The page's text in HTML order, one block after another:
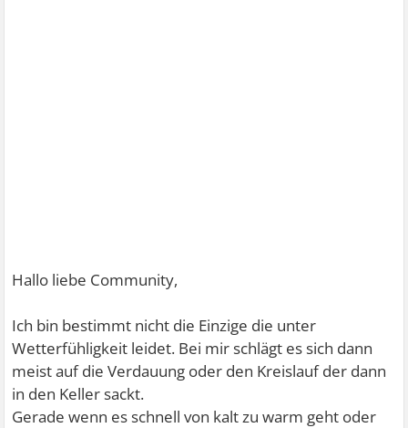
Hallo liebe Community,
Ich bin bestimmt nicht die Einzige die unter
Wetterfühligkeit leidet. Bei mir schlägt es sich dann
meist auf die Verdauung oder den Kreislauf der dann
in den Keller sackt.
Gerade wenn es schnell von kalt zu warm geht oder